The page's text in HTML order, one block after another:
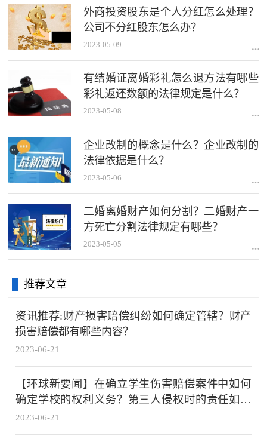
外商投资股东是个人分红怎么处理？
公司不分红股东怎么办？
2023-05-09
有结婚证离婚彩礼怎么退方法有哪些
彩礼返还数额的法律规定是什么？
2023-05-08
企业改制的概念是什么？企业改制的
法律依据是什么？
2023-05-06
二婚离婚财产如何分割？二婚财产一
方死亡分割法律规定有哪些？
2023-05-05
推荐文章
资讯推荐:财产损害赔偿纠纷如何确定管辖？财产
损害赔偿都有哪些内容？
2023-06-21
【环球新要闻】在确立学生伤害赔偿案件中如何
确定学校的权利义务？第三人侵权时的责任如何
认定？
2023-06-21